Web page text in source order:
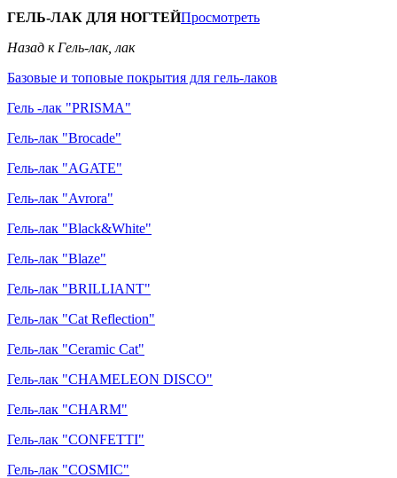
ГЕЛЬ-ЛАК ДЛЯ НОГТЕЙПросмотреть
Назад к Гель-лак, лак
Базовые и топовые покрытия для гель-лаков
Гель -лак "PRISMA"
Гель-лак "Brocade"
Гель-лак "AGATE"
Гель-лак "Avrora"
Гель-лак "Black&White"
Гель-лак "Blaze"
Гель-лак "BRILLIANT"
Гель-лак "Cat Reflection"
Гель-лак "Ceramic Cat"
Гель-лак "CHAMELEON DISCO"
Гель-лак "CHARM"
Гель-лак "CONFETTI"
Гель-лак "COSMIC"